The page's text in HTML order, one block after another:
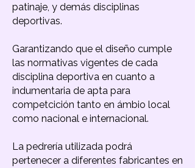
patinaje, y demás disciplinas
deportivas.
Garantizando que el diseño cumple
las normativas vigentes de cada
disciplina deportiva en cuanto a
indumentaria de apta para
competcición tanto en ámbio local
como nacional e internacional.
La pedrería utilizada podrá
pertenecer a diferentes fabricantes en